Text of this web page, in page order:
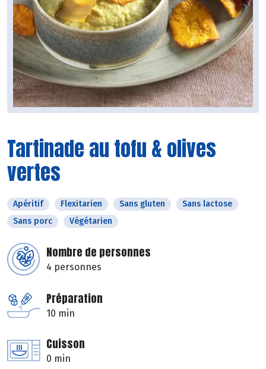
Tartinade au tofu & olives
vertes
Apéritif Flexitarien Sans gluten
Sans lactose
Sans porc
Végétarien
Nombre de personnes
4 personnes
Préparation
10 min
Cuisson
0 min